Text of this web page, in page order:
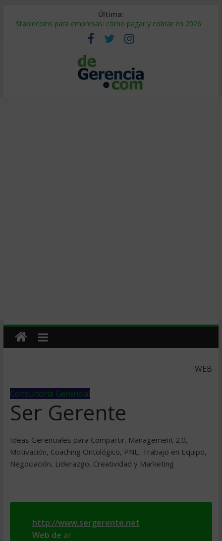
Última:
Stablecoins para empresas: cómo pagar y cobrar en 2026
Despido silencioso: qué es y por qué sale tan caro
IA en selección de personal: cómo auditarla a tiempo
Trabajo forzoso en la cadena de suministro: qué hacer
Mercado hispano de EE. UU.: cómo segmentarlo y venderle
WEB
Consultoría Gerencial
Ser Gerente
Ideas Gerenciales para Compartir. Management 2.0,
Motivación, Coaching Ontológico, PNL, Trabajo en Equipo,
Negociación, Liderazgo, Creatividad y Marketing
http://www.sergerente.net
Web de ar